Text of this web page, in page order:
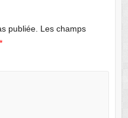
publiée. Les champs
*